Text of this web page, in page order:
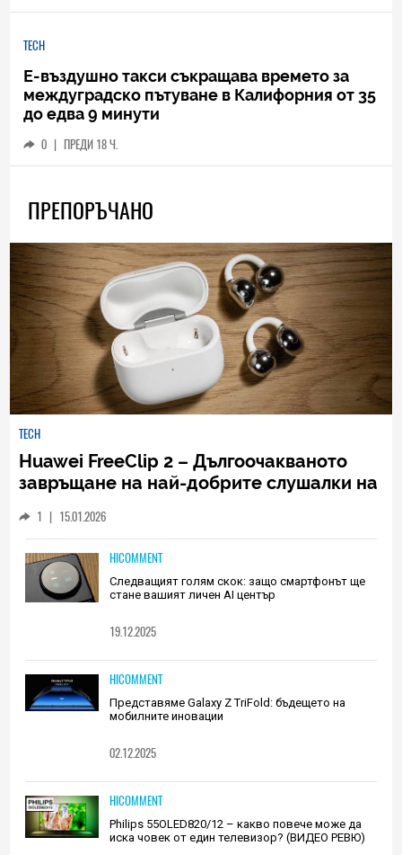
TECH
Е-въздушно такси съкращава времето за
междуградско пътуване в Калифорния от 35
до едва 9 минути
0 | ПРЕДИ 18 Ч.
ПРЕПОРЪЧАНО
TECH
Huawei FreeClip 2 – Дългоочакваното
завръщане на най-добрите слушалки на
1 | 15.01.2026
HICOMMENT
Следващият голям скок: защо смартфонът ще
стане вашият личен AI център
19.12.2025
HICOMMENT
Представяме Galaxy Z TriFold: бъдещето на
мобилните иновации
02.12.2025
HICOMMENT
Philips 55OLED820/12 – какво повече може да
иска човек от един телевизор? (ВИДЕО РЕВЮ)